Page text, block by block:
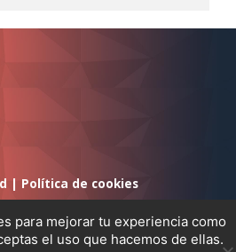
| Política de cookies
para mejorar tu experiencia como
el uso que hacemos de ellas.